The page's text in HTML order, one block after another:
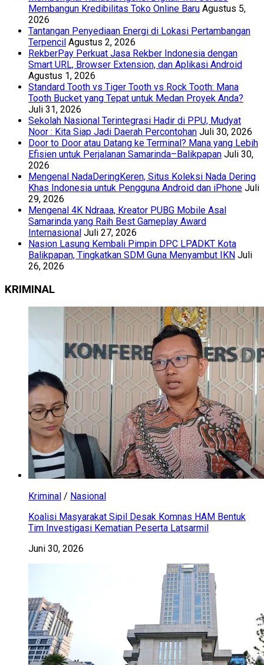
Membangun Kredibilitas Toko Online Baru Agustus 5,
2026
Tantangan Penyediaan Energi di Lokasi Pertambangan
Terpencil Agustus 2, 2026
RekberPay Perkuat Jasa Rekber Indonesia dengan
Smart URL, Browser Extension, dan Aplikasi Android
Agustus 1, 2026
Standard Tooth vs Tiger Tooth vs Rock Tooth: Mana
Tooth Bucket yang Tepat untuk Medan Proyek Anda?
Juli 31, 2026
Sekolah Nasional Terintegrasi Hadir di PPU, Mudyat
Noor : Kita Siap Jadi Daerah Percontohan Juli 30, 2026
Door to Door atau Datang ke Terminal? Mana yang Lebih
Efisien untuk Perjalanan Samarinda–Balikpapan Juli 30,
2026
Mengenal NadaDeringKeren, Situs Koleksi Nada Dering
Khas Indonesia untuk Pengguna Android dan iPhone Juli
29, 2026
Mengenal 4K Ndraaa, Kreator PUBG Mobile Asal
Samarinda yang Raih Best Gameplay Award
Internasional Juli 27, 2026
Nasion Lasung Kembali Pimpin DPC LPADKT Kota
Balikpapan, Tingkatkan SDM Guna Menyambut IKN Juli
26, 2026
KRIMINAL
Kriminal / Nasional
Koalisi Masyarakat Sipil Desak Komnas HAM Bentuk
Tim Investigasi Kematian Peserta Latsarmil
Juni 30, 2026